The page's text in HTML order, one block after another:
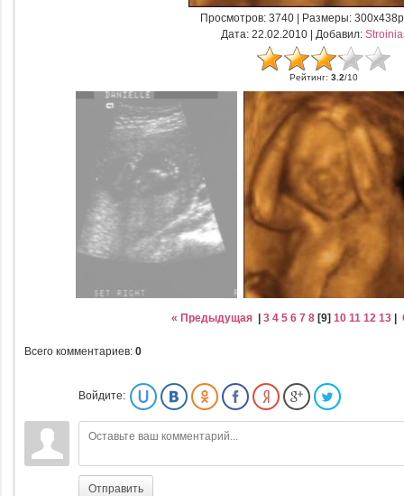
Просмотров: 3740 | Размеры:
Дата: 22.02.2010 | Добавил:
Рейтинг: 3.2/10
« Предыдущая| 3 4 5 6 7 8[9] 10 11 12 13|
Всего комментариев: 0
Войдите:
Отправить